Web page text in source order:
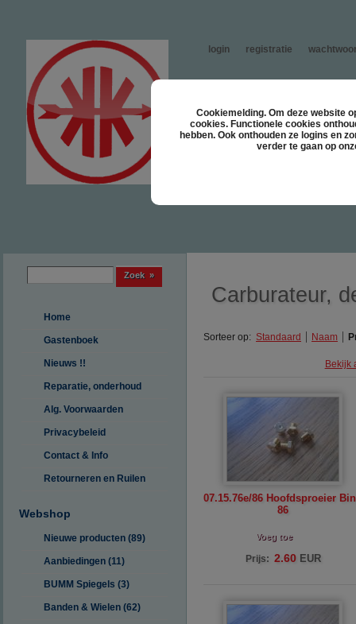
Cookiemelding. Om deze website
cookies. Functionele cookies
hebben. Ook onthouden ze logins en
verder te gaan op
login registratie
Home
Gastenboek
Nieuws !!
Reparatie, onderhoud
Alg. Voorwaarden
Privacybeleid
Contact & Info
Retourneren en Ruilen
Webshop
Nieuwe producten (89)
Aanbiedingen (11)
BUMM Spiegels (3)
Banden & Wielen (62)
Carburateur,
Sorteer op: Standaard Naam
Bekijk
07.15.76e/86 Hoofdsproeier
86
Voeg toe
Prijs: 2.60 EUR